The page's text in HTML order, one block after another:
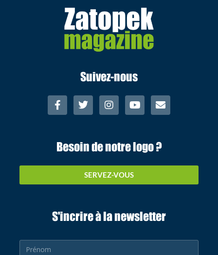
Suivez-nous
Besoin de notre logo ?
SERVEZ-VOUS
S'incrire à la newsletter